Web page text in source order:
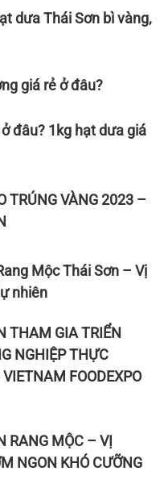
dưa Thái Sơn bì vàng,
giá rẻ ở đâu?
đâu? 1kg hạt dưa giá
TRÚNG VÀNG 2023 –
Mộc Thái Sơn – Vị
nhiên
THAM GIA TRIỂN
NGHIỆP THỰC
FOODEXPO
RANG MỘC – VỊ
NGON KHÓ CƯỠNG